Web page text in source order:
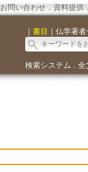
お問い合わせ． 資料提供．
｜ 書目 ｜ 仏学著者
検索システム ． 全